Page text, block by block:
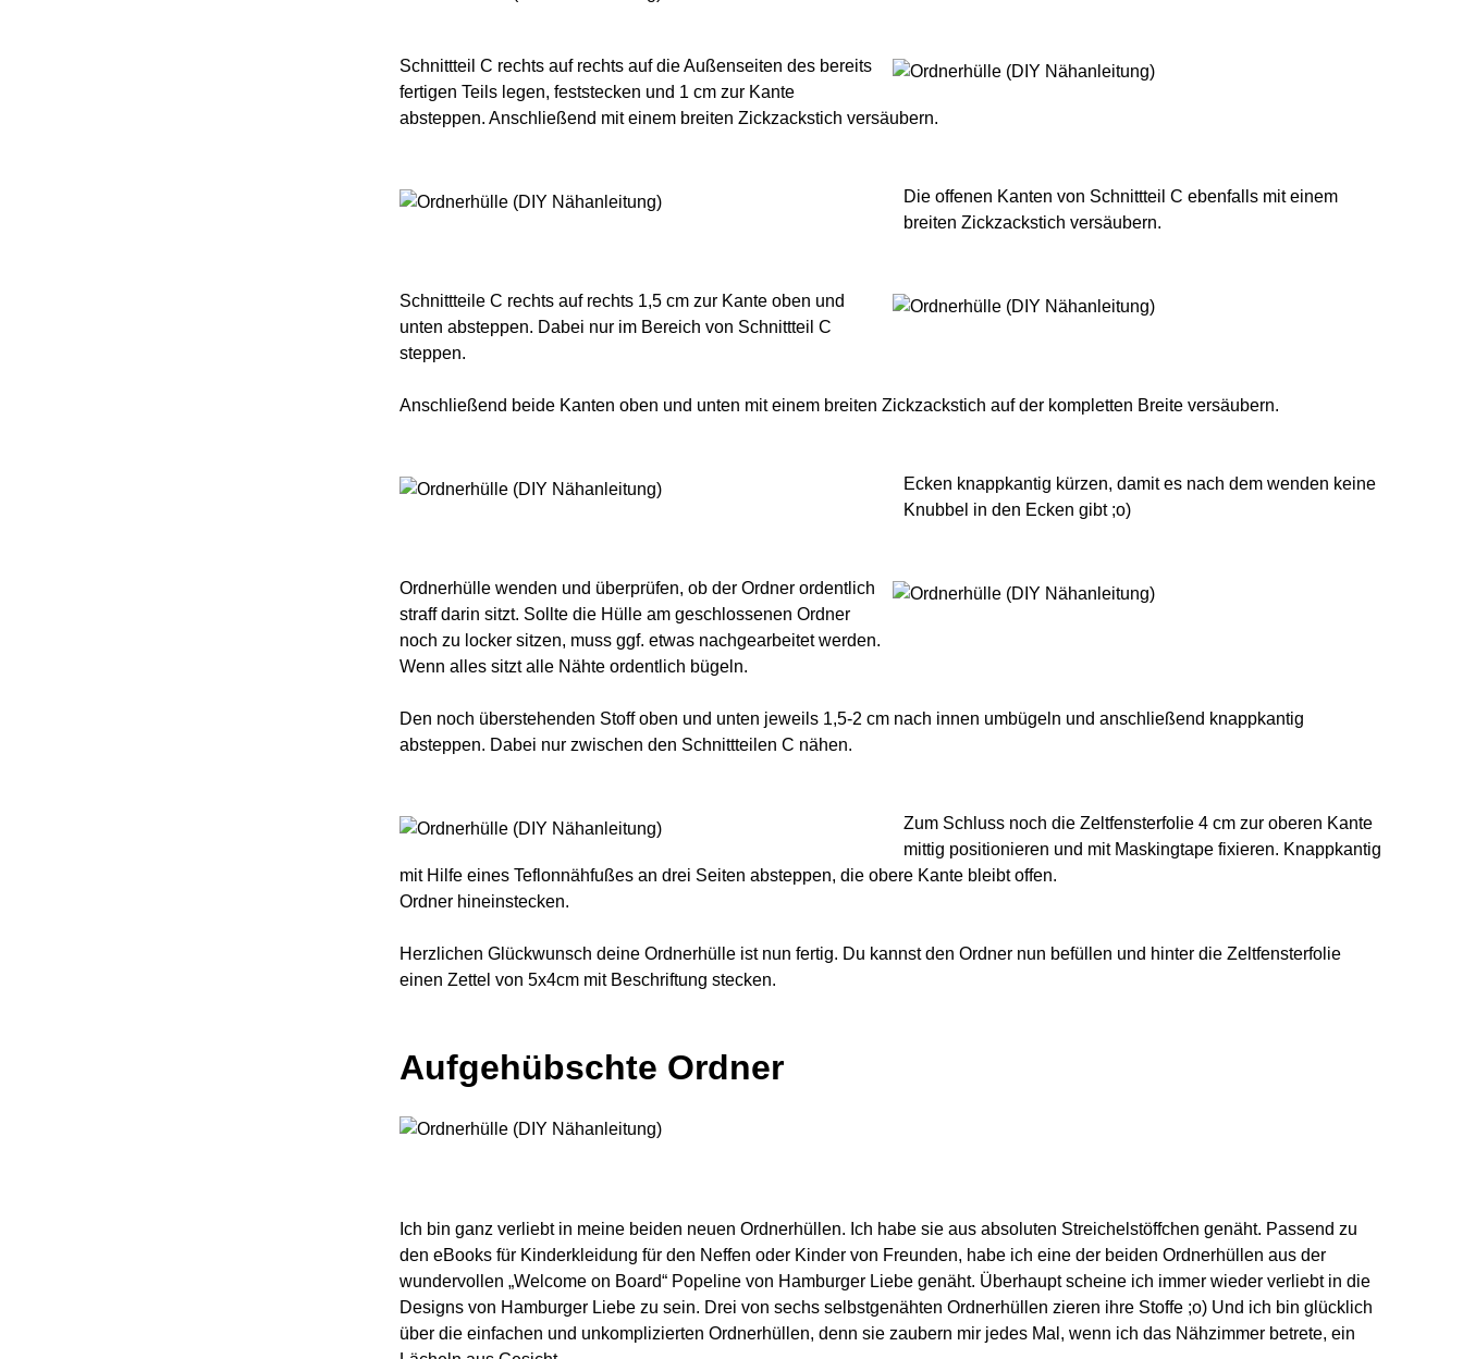
Schnittteil C rechts auf rechts auf die Außenseiten des bereits
fertigen Teils legen, feststecken und 1 cm zur Kante
absteppen. Anschließend mit einem breiten Zickzackstich versäubern.
Die offenen Kanten von Schnittteil C ebenfalls mit einem
breiten Zickzackstich versäubern.
Schnittteile C rechts auf rechts 1,5 cm zur Kante oben und
unten absteppen. Dabei nur im Bereich von Schnittteil C
steppen.
Anschließend beide Kanten oben und unten mit einem breiten Zickzackstich auf der kompletten Breite versäubern.
Ecken knappkantig kürzen, damit es nach dem wenden keine
Knubbel in den Ecken gibt ;o)
Ordnerhülle wenden und überprüfen, ob der Ordner ordentlich
straff darin sitzt. Sollte die Hülle am geschlossenen Ordner
noch zu locker sitzen, muss ggf. etwas nachgearbeitet werden.
Wenn alles sitzt alle Nähte ordentlich bügeln.
Den noch überstehenden Stoff oben und unten jeweils 1,5-2 cm nach innen umbügeln und anschließend knappkantig
absteppen. Dabei nur zwischen den Schnittteilen C nähen.
Zum Schluss noch die Zeltfensterfolie 4 cm zur oberen Kante
mittig positionieren und mit Maskingtape fixieren. Knappkantig
mit Hilfe eines Teflonnähfußes an drei Seiten absteppen, die obere Kante bleibt offen.
Ordner hineinstecken.
Herzlichen Glückwunsch deine Ordnerhülle ist nun fertig. Du kannst den Ordner nun befüllen und hinter die Zeltfensterfolie
einen Zettel von 5x4cm mit Beschriftung stecken.
Aufgehübschte Ordner
Ich bin ganz verliebt in meine beiden neuen Ordnerhüllen. Ich habe sie aus absoluten Streichelstöffchen genäht. Passend zu
den eBooks für Kinderkleidung für den Neffen oder Kinder von Freunden, habe ich eine der beiden Ordnerhüllen aus der
wundervollen „Welcome on Board“ Popeline von Hamburger Liebe genäht. Überhaupt scheine ich immer wieder verliebt in die
Designs von Hamburger Liebe zu sein. Drei von sechs selbstgenähten Ordnerhüllen zieren ihre Stoffe ;o) Und ich bin glücklich
über die einfachen und unkomplizierten Ordnerhüllen, denn sie zaubern mir jedes Mal, wenn ich das Nähzimmer betrete, ein